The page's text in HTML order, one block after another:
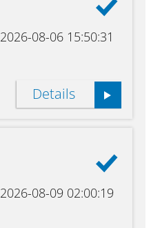
2026-08-06 15:50:31
Details
2026-08-09 02:00:19